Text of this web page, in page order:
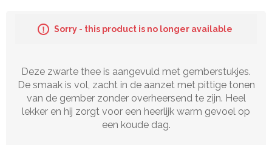
Sorry - this product is no longer available
Deze zwarte thee is aangevuld met gemberstukjes.
De smaak is vol, zacht in de aanzet met pittige tonen
van de gember zonder overheersend te zijn. Heel
lekker en hij zorgt voor een heerlijk warm gevoel op
een koude dag.